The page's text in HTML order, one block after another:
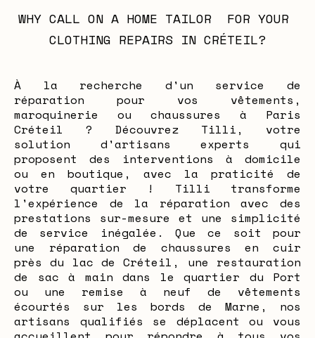
WHY CALL ON A HOME TAILOR  FOR YOUR
CLOTHING REPAIRS IN CRÉTEIL?
À la recherche d'un service de
réparation pour vos vêtements,
maroquinerie ou chaussures à Paris
Créteil ? Découvrez Tilli, votre
solution d'artisans experts qui
proposent des interventions à domicile
ou en boutique, avec la praticité de
votre quartier ! Tilli transforme
l'expérience de la réparation avec des
prestations sur-mesure et une simplicité
de service inégalée. Que ce soit pour
une réparation de chaussures en cuir
près du lac de Créteil, une restauration
de sac à main dans le quartier du Port
ou une remise à neuf de vêtements
écourtés sur les bords de Marne, nos
artisans qualifiés se déplacent ou vous